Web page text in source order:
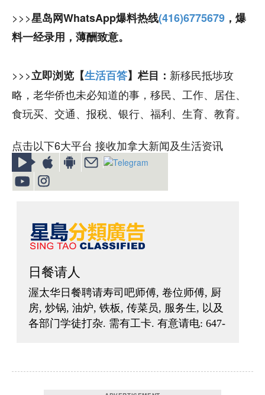
>>>星岛网WhatsApp爆料热线(416)6775679 ，爆
料一经录用，薄酬致意。
>>>立即浏览【生活百答】栏目： 新移民抵埗攻
略，老华侨也未必知道的事，移民、工作、居住、
食玩买、交通、报税、银行、福利、生育、教育。
点击以下6大平台 接收加拿大新闻及生活资讯